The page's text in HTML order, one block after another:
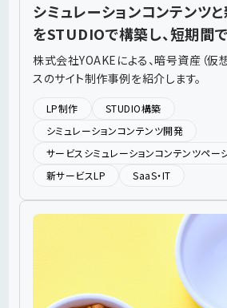
シミュレーションコンテンツ
をSTUDIOで構築し、短期間
開を支援
株式会社YOAKEによる、暗号資産（仮
スのサイト制作事例を紹介します。
LP制作
STUDIO構築
シミュレーションコンテンツ開発
サービスシミュレーションコンテンツペー
新サービスLP
SaaS・IT